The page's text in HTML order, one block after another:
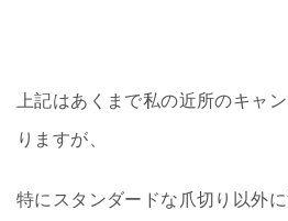
上記はあくまで私の近所のキャ
りますが、
特にスタンダードな爪切り以外に